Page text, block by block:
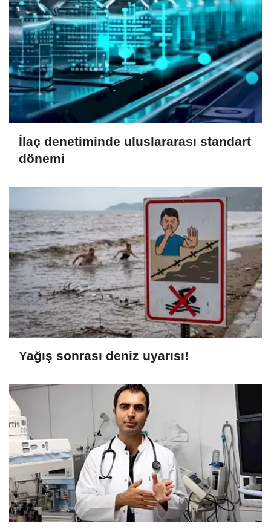
İlaç denetiminde uluslararası standart
dönemi
Yağış sonrası deniz uyarısı!